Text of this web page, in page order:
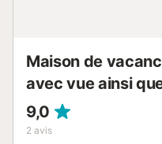
Maison de
avec vue ainsi
9,0
2 avis